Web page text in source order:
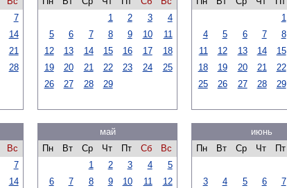
7
14
21
28
1
2 3
4
5
6 7 8 9 10
11
12
13 14 15 16 17
18
19
20 21 22 23 24
25
26
27 28 29
1
4
5 6 7 8
11
12 13 14 15
18
19 20 21 22
25
26 27 28 29
Вс
7
14
май
Пн
Вт Ср Чт Пт Сб
Вс
1
2 3 4
5
6
7 8 9 10 11
12
июнь
Пн
Вт Ср Чт Пт
3
4 5 6 7